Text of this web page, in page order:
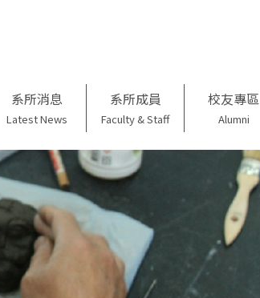
系所消息
Latest News
系所成員
Faculty & Staff
校友專區
Alumni